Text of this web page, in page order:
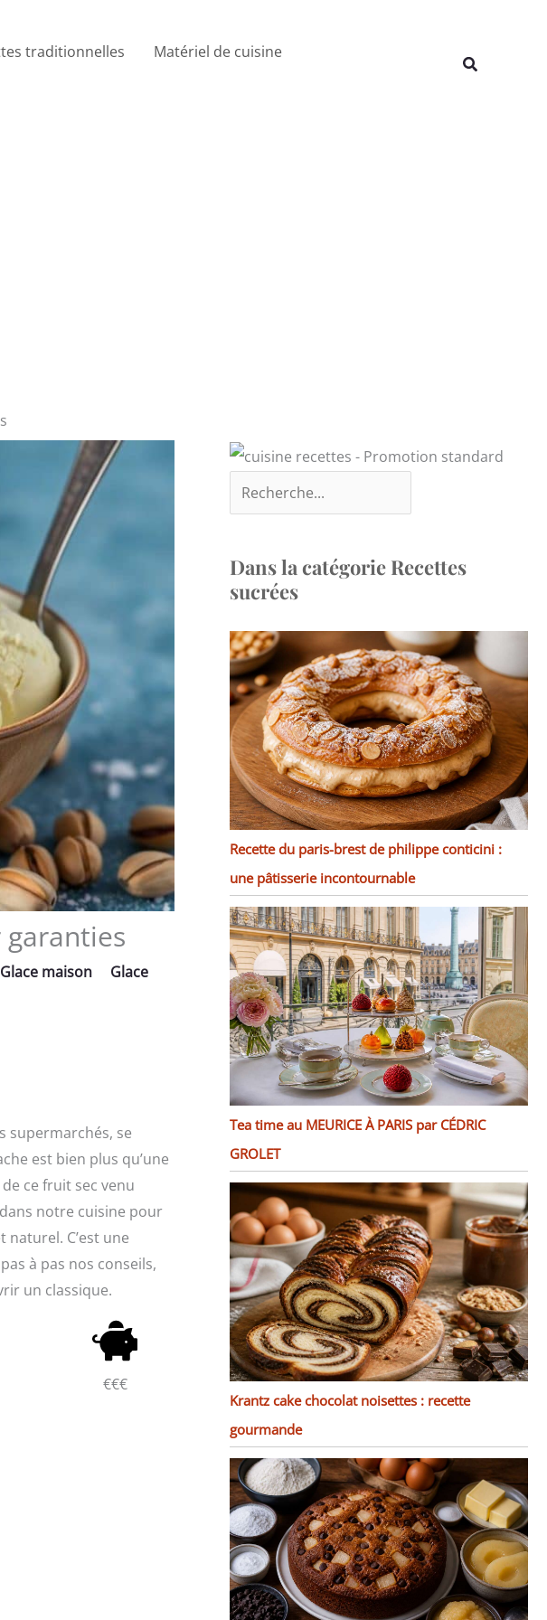
traditionnelles
Matériel de cuisine
Rechercher
garanties
Glace maison
Glace
supermarchés, se
est bien plus qu’une
ce fruit sec venu
notre cuisine pour
C’est une
à pas nos conseils,
un classique.
€€€
Dans la catégorie Recettes
sucrées
Recette du paris-brest de philippe conticini :
une pâtisserie incontournable
Tea time au MEURICE À PARIS par CÉDRIC
GROLET
Krantz cake chocolat noisettes : recette
gourmande